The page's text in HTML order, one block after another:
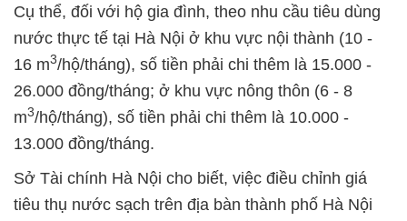
Cụ thể, đối với hộ gia đình, theo nhu cầu tiêu dùng
nước thực tế tại Hà Nội ở khu vực nội thành (10 -
16 m3/hộ/tháng), số tiền phải chi thêm là 15.000 -
26.000 đồng/tháng; ở khu vực nông thôn (6 - 8
m3/hộ/tháng), số tiền phải chi thêm là 10.000 -
13.000 đồng/tháng.
Sở Tài chính Hà Nội cho biết, việc điều chỉnh giá
tiêu thụ nước sạch trên địa bàn thành phố Hà Nội